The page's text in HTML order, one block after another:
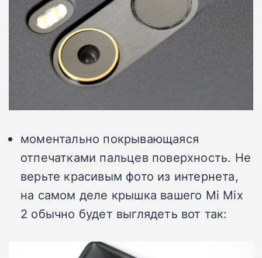
моментально покрывающаяся
отпечатками пальцев поверхность. Не
верьте красивым фото из интернета,
на самом деле крышка вашего Mi Mix
2 обычно будет выглядеть вот так: